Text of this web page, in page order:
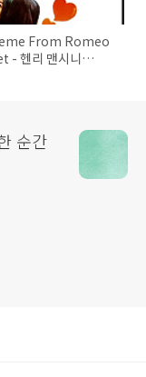
From Romeo
- 헨리 맨시니
순간